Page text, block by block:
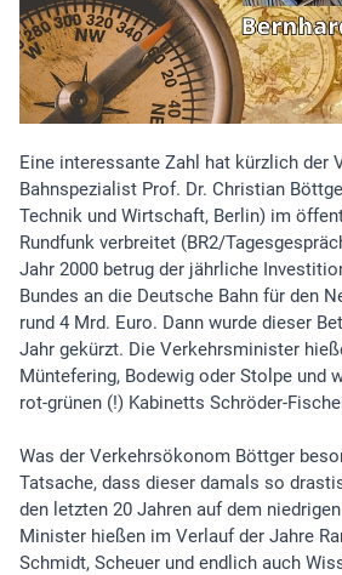
Eine interessante Zahl hat kürzlich der
Bahnspezialist Prof. Dr. Christian
Technik und Wirtschaft, Berlin) im
Rundfunk verbreitet (BR2/
Jahr 2000 betrug der jährliche
Bundes an die Deutsche Bahn für den
rund 4 Mrd. Euro. Dann wurde dieser
Jahr gekürzt. Die Verkehrsminister
Müntefering, Bodewig oder Stolpe und
rot-grünen (!) Kabinetts Schröder-
Was der Verkehrsökonom Böttger
Tatsache, dass dieser damals so
den letzten 20 Jahren auf dem
Minister hießen im Verlauf der Jahre
Schmidt, Scheuer und endlich auch